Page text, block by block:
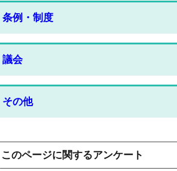
条例・制度
議会
その他
このページに関するアンケート